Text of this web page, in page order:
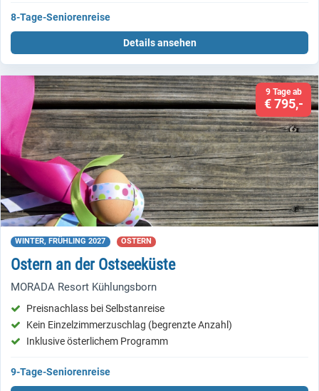
8-Tage-Seniorenreise
Details ansehen
9 Tage ab
€ 795,-
WINTER, FRÜHLING 2027 OSTERN
Ostern an der Ostseeküste
MORADA Resort Kühlungsborn
Preisnachlass bei Selbstanreise
Kein Einzelzimmerzuschlag (begrenzte Anzahl)
Inklusive österlichem Programm
9-Tage-Seniorenreise